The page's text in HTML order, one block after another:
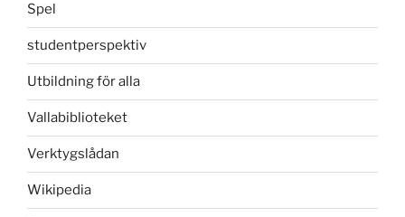
Spel
studentperspektiv
Utbildning för alla
Vallabiblioteket
Verktygslådan
Wikipedia